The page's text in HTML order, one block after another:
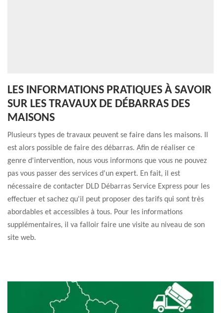
LES INFORMATIONS PRATIQUES À SAVOIR
SUR LES TRAVAUX DE DÉBARRAS DES
MAISONS
Plusieurs types de travaux peuvent se faire dans les maisons. Il
est alors possible de faire des débarras. Afin de réaliser ce
genre d'intervention, nous vous informons que vous ne pouvez
pas vous passer des services d'un expert. En fait, il est
nécessaire de contacter DLD Débarras Service Express pour les
effectuer et sachez qu'il peut proposer des tarifs qui sont très
abordables et accessibles à tous. Pour les informations
supplémentaires, il va falloir faire une visite au niveau de son
site web.